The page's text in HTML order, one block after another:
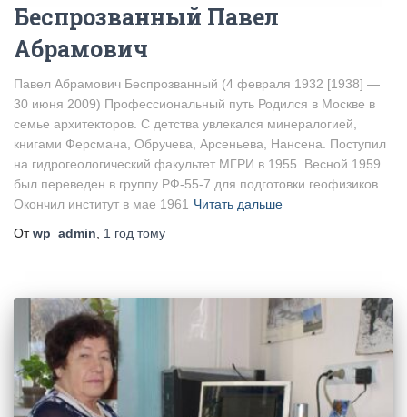
Беспрозванный Павел
Абрамович
Павел Абрамович Беспрозванный (4 февраля 1932 [1938] —
30 июня 2009) Профессиональный путь Родился в Москве в
семье архитекторов. С детства увлекался минералогией,
книгами Ферсмана, Обручева, Арсеньева, Нансена. Поступил
на гидрогеологический факультет МГРИ в 1955. Весной 1959
был переведен в группу РФ-55-7 для подготовки геофизиков.
Окончил институт в мае 1961 Читать дальше
Отwp_admin 1 год тому